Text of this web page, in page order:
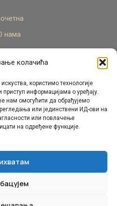
колачића
користимо технологије
информацијама о уређају.
нам омогућити да обрађујемо
или јединствени ИД-ови на
или повлачење
на одређене функције.
нама
кадар
завод Републике Српске.